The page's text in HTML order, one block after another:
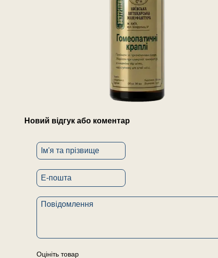
Новий відгук або коментар
Оцініть товар